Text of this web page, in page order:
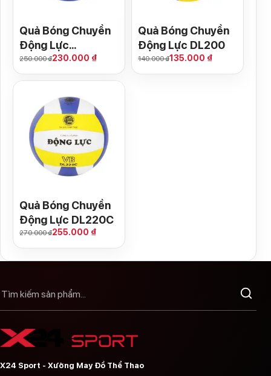
Quả Bóng Chuyền
Động Lực
DL240M3
250.000 ₫230.000 ₫
Quả Bóng Chuyền
Động Lực DL200
140.000 ₫135.000 ₫
Quả Bóng Chuyền
Động Lực DL220C
270.000 ₫255.000 ₫
X24 Sport - Xưởng May Đồ Thể Thao